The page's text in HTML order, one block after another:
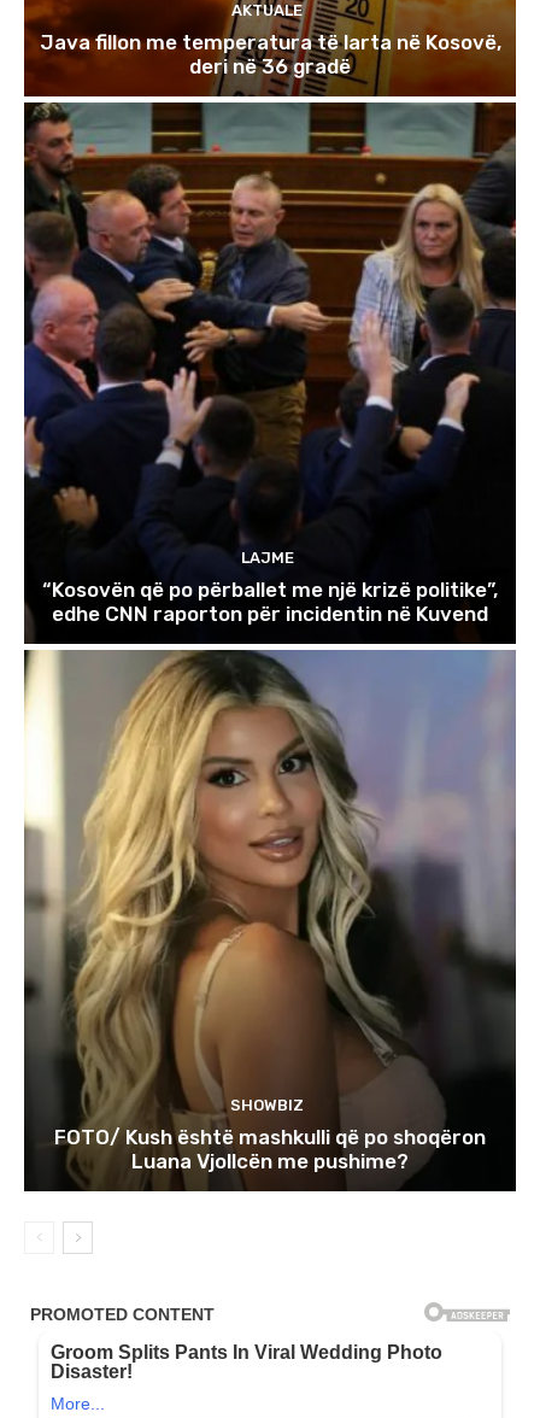
AKTUALE
Java fillon me temperatura të larta në Kosovë,
deri në 36 gradë
LAJME
“Kosovën që po përballet me një krizë politike”,
edhe CNN raporton për incidentin në Kuvend
SHOWBIZ
FOTO/ Kush është mashkulli që po shoqëron
Luana Vjollcën me pushime?